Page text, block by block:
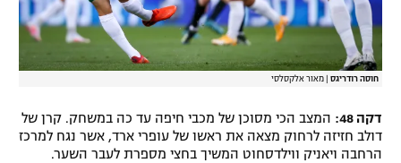
חוסה רודריגס מאור אלקסלסי
דקה 48:
המצב הכי מסוכן של מכבי חיפה עד כה במשחק. קרן של
דולב חזיזה לרחוק מצאה את ראשו של עופרי ארד, אשר נגח למרכז
הרחבה ויאניק ווילדסחוט המשיך בחצי מספרת לעבר השער.